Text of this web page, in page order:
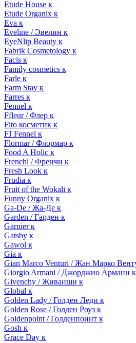
Etude House к
Etude Organix к
Eva к
Eveline / Эвелин к
EyeNlip Beauty к
Fabrik Cosmetology к
Facis к
Family cosmetics к
Farle к
Farm Stay к
Farres к
Fennel к
Ffleur / Флер к
Fito косметик к
FJ Fennel к
Flormar / Флормар к
Food A Holic к
Frenchi / Френчи к
Fresh Look к
Frudia к
Fruit of the Wokali к
Funny Organix к
Ga-De / Жа-Де к
Garden / Гарден к
Garnier к
Gatsby к
Gawol к
Gia к
Gian Marco Venturi / Жан Марко
Giorgio Armani / Джорджио Армани к
Givenchy / Живанши к
Global к
Golden Lady / Голден Леди к
Golden Rose / Голден Роуз к
Goldenpoint / Голденпоинт к
Gosh к
Grace Day к